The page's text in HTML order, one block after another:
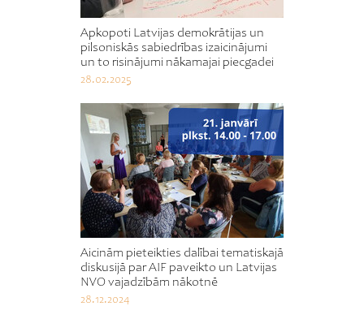
Apkopoti Latvijas demokrātijas un
pilsoniskās sabiedrības izaicinājumi
un to risinājumi nākamajai piecgadei
28.02.2025
Aicinām pieteikties dalībai tematiskajā
diskusijā par AIF paveikto un Latvijas
NVO vajadzībām nākotnē
28.12.2024